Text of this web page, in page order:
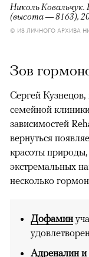
Николь Ковальчук.
(высота — 8163),
© ИЗ ЛИЧНОГО АРХИВА
Зов
Сергей Кузнецов,
семейной
зависимостей
вернуться
красоты
экстремальных
несколько
Дофамин
Адреналин и